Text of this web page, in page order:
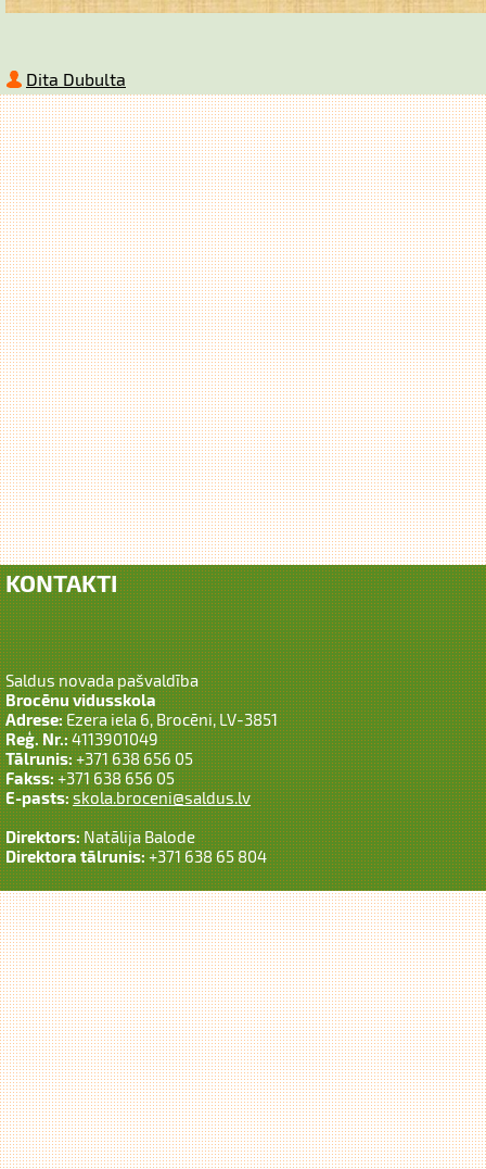
Dita Dubulta
KONTAKTI
Saldus novada pašvaldība
Brocēnu vidusskola
Adrese:Ezera iela 6, Brocēni, LV-3851
Reģ. Nr.:4113901049
Tālrunis:+371 638 656 05
Fakss:+371 638 656 05
E-pasts:skola.broceni@saldus.lv
Direktors:Natālija Balode
Direktora tālrunis:+371 638 65 804